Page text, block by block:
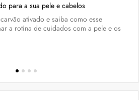
para a sua pele e cabelos
ativado e saiba como esse
a rotina de cuidados com a pele e os